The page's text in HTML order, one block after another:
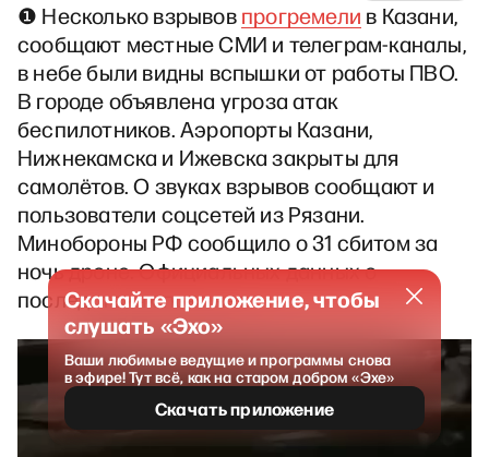
❶ Несколько взрывовпрогремели в Казани,
сообщают местные СМИ и телеграм-каналы,
в небе были видны вспышки от работы ПВО.
В городе объявлена угроза атак
беспилотников. Аэропорты Казани,
Нижнекамска и Ижевска закрыты для
самолётов. О звуках взрывов сообщают и
пользователи соцсетей из Рязани.
Минобороны РФ сообщило о 31 сбитом за
ночь дроне. Официальных данных о
последствиях пока нет.
Скачайте приложение, чтобы
слушать «Эхо»
Ваши любимые ведущие и программы снова
в эфире! Тут всё, как на старом добром «Эхе»
Скачать приложение